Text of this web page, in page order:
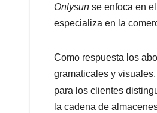
Onlysun se enfoca en
especializa en la
Como respuesta los
gramaticales y
para los clientes
la cadena de